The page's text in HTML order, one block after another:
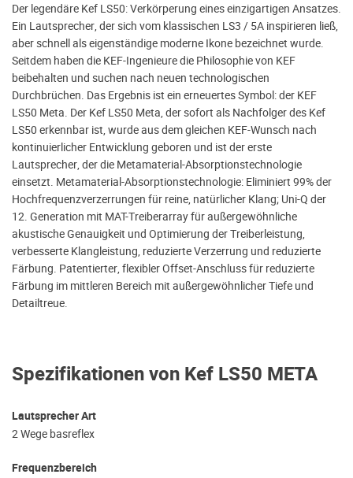
Spezifikationen von Kef LS50 META
Lautsprecher Art
2 Wege basreflex
Frequenzbereich
Der legendäre Kef LS50: Verkörperung eines einzigartigen Ansatzes.
Ein Lautsprecher, der sich vom klassischen LS3 / 5A inspirieren ließ,
aber schnell als eigenständige moderne Ikone bezeichnet wurde.
Seitdem haben die KEF-Ingenieure die Philosophie von KEF
beibehalten und suchen nach neuen technologischen
Durchbrüchen. Das Ergebnis ist ein erneuertes Symbol: der KEF
LS50 Meta. Der Kef LS50 Meta, der sofort als Nachfolger des Kef
LS50 erkennbar ist, wurde aus dem gleichen KEF-Wunsch nach
kontinuierlicher Entwicklung geboren und ist der erste
Lautsprecher, der die Metamaterial-Absorptionstechnologie
einsetzt. Metamaterial-Absorptionstechnologie: Eliminiert 99% der
Hochfrequenzverzerrungen für reine, natürlicher Klang; Uni-Q der
12. Generation mit MAT-Treiberarray für außergewöhnliche
akustische Genauigkeit und Optimierung der Treiberleistung,
verbesserte Klangleistung, reduzierte Verzerrung und reduzierte
Färbung. Patentierter, flexibler Offset-Anschluss für reduzierte
Färbung im mittleren Bereich mit außergewöhnlicher Tiefe und
Detailtreue.